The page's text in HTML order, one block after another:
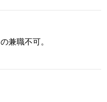
兼職不可。